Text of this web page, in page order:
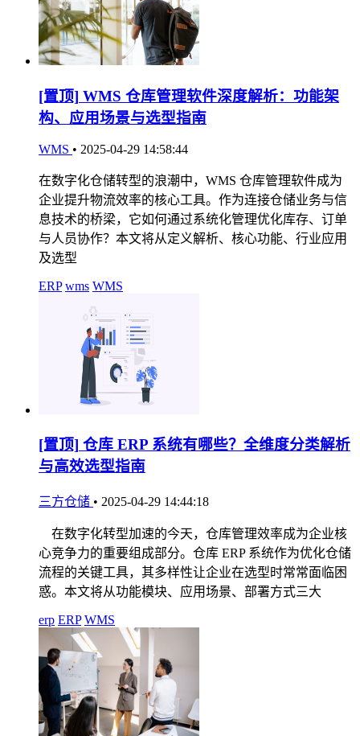
[置顶] WMS 仓库管理软件深度解析：功能架
构、应用场景与选型指南
WMS • 2025-04-29 14:58:44
在数字化仓储转型的浪潮中，WMS 仓库管理软件成为
企业提升物流效率的核心工具。作为连接仓储业务与信
息技术的桥梁，它如何通过系统化管理优化库存、订单
与人员协作？本文将从定义解析、核心功能、行业应用
及选型
ERP wms WMS
[置顶] 仓库 ERP 系统有哪些？全维度分类解析
与高效选型指南
三方仓储 • 2025-04-29 14:44:18
在数字化转型加速的今天，仓库管理效率成为企业核
心竞争力的重要组成部分。仓库 ERP 系统作为优化仓储
流程的关键工具，其多样性让企业在选型时常常面临困
惑。本文将从功能模块、应用场景、部署方式三大
erp ERP WMS